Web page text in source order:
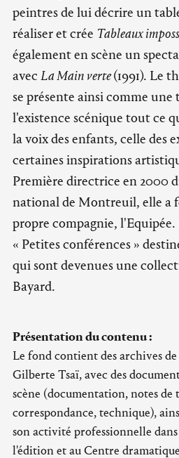
peintres de lui décrire un
réaliser et crée Tableaux
également en scène un
avec La Main verte(1991). Le
se présente ainsi comme
l'existence scénique tout ce
la voix des enfants, celle des
certaines inspirations
Première directrice en 2000
national de Montreuil, elle a
propre compagnie, l'Equipée.
« Petites conférences »
qui sont devenues une
Bayard.
Présentation du contenu :
Le fond contient des archives
Gilberte Tsaï, avec des
scène (documentation, notes de
correspondance, technique),
son activité professionnelle
l'édition et au Centre